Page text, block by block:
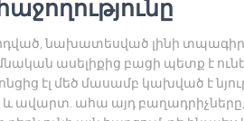
նախատեսված լինի տպագիր
ասելիքից բացի պետք է
էլ մեծ մասամբ կախված է
և ավարտ. ահա այդ բաղադրիչները,